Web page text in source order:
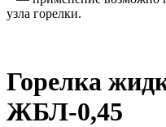
узла горелки.
Горелка
ЖБЛ-0,45